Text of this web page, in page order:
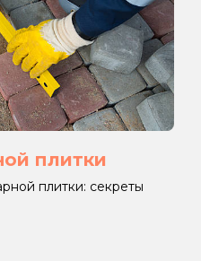
плитки
плитки: секреты